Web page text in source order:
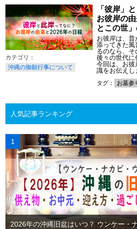
沖縄の御願行事について
「彼岸」
お彼岸の
とこの世
お彼岸は、昔
添ってきた風
るのなら、そ
後々の世代
今回は、お彼
識をお伝えし
タグ： お墓参
人気記事ランキング
2026年の沖縄旧盆はいつ？ ウンケー・